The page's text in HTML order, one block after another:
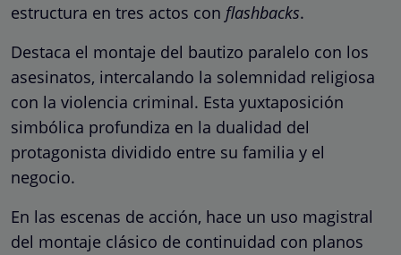
estructura en tres actos con flashbacks.
Destaca el montaje del bautizo paralelo con los
asesinatos, intercalando la solemnidad religiosa
con la violencia criminal. Esta yuxtaposición
simbólica profundiza en la dualidad del
protagonista dividido entre su familia y el
negocio.
En las escenas de acción, hace un uso magistral
del montaje clásico de continuidad con planos